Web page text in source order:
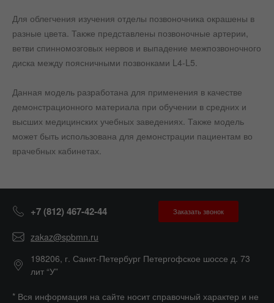
Для облегчения изучения отделы позвоночника окрашены в
разные цвета. Также представлены позвоночные артерии,
ветви спинномозговых нервов и выпадение межпозвоночного
диска между поясничными позвонками L4-L5.
Данная модель разработана для применения в качестве
демонстрационного материала при обучении в средних и
высших медицинских учебных заведениях. Также модель
может быть использована для демонстрации пациентам во
врачебных кабинетах.
+7 (812) 467-42-44 Заказать звонок
zakaz@spbmn.ru
198206, г. Санкт-Петербург Петергофское шоссе д. 73
лит “У”
* Вся информация на сайте носит справочный характер и не